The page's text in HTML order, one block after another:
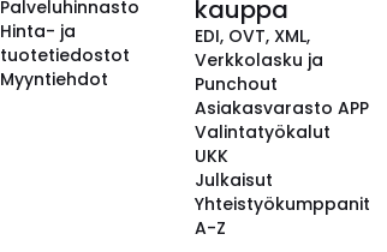
Palveluhinnasto
Hinta- ja
tuotetiedostot
Myyntiehdot
kauppa
EDI, OVT, XML,
Verkkolasku ja
Punchout
Asiakasvarasto APP
Valintatyökalut
UKK
Julkaisut
Yhteistyökumppanit
A-Z